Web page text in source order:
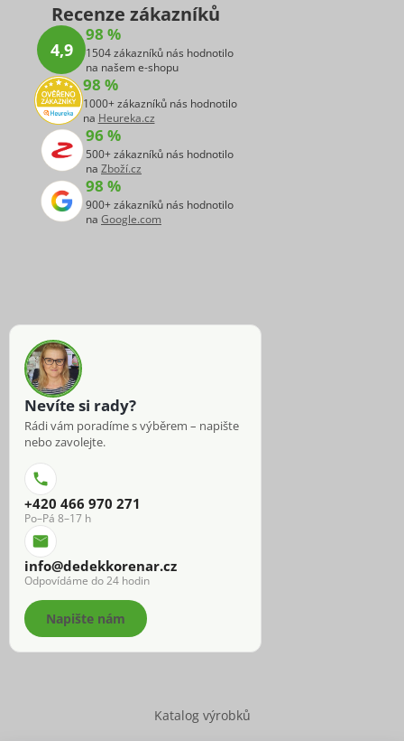
Recenze zákazníků
4,9
98 %
1504 zákazníků nás hodnotilo
na našem e-shopu
98 %
1000+ zákazníků nás hodnotilo
na Heureka.cz
96 %
500+ zákazníků nás hodnotilo
na Zboží.cz
98 %
900+ zákazníků nás hodnotilo
na Google.com
Nevíte si rady?
Rádi vám poradíme s výběrem – napište
nebo zavolejte.
+420 466 970 271
Po–Pá 8–17 h
info@dedekkorenar.cz
Odpovídáme do 24 hodin
Napište nám
Katalog výrobků